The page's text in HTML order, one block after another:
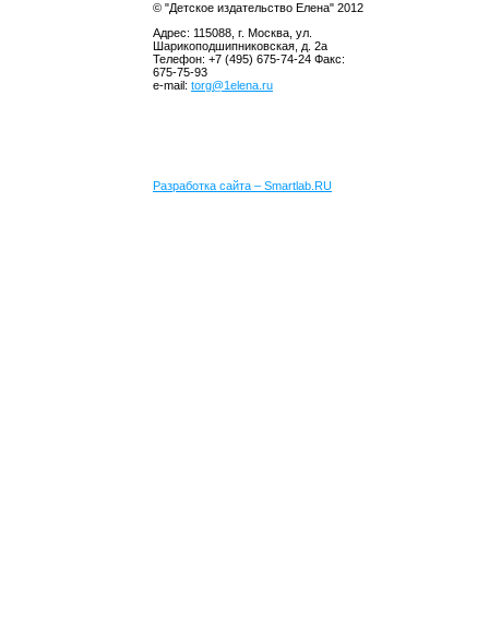
© "Детское издательство Елена" 2012
Адрес: 115088, г. Москва, ул.
Шарикоподшипниковская, д. 2а
Телефон: +7 (495) 675-74-24 Факс:
675-75-93
e-mail: torg@1elena.ru
Разработка сайта – Smartlab.RU